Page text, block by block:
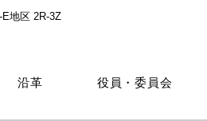
地区 2R-3Z
沿革 役員・委員会